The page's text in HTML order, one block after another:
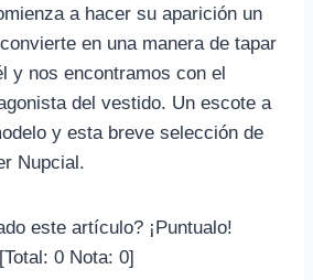
a hacer su aparición un
en una manera de tapar
y nos encontramos con el
del vestido. Un escote a
y esta breve selección de
Nupcial.
este artículo? ¡Puntualo!
[Total: 0Nota: 0]